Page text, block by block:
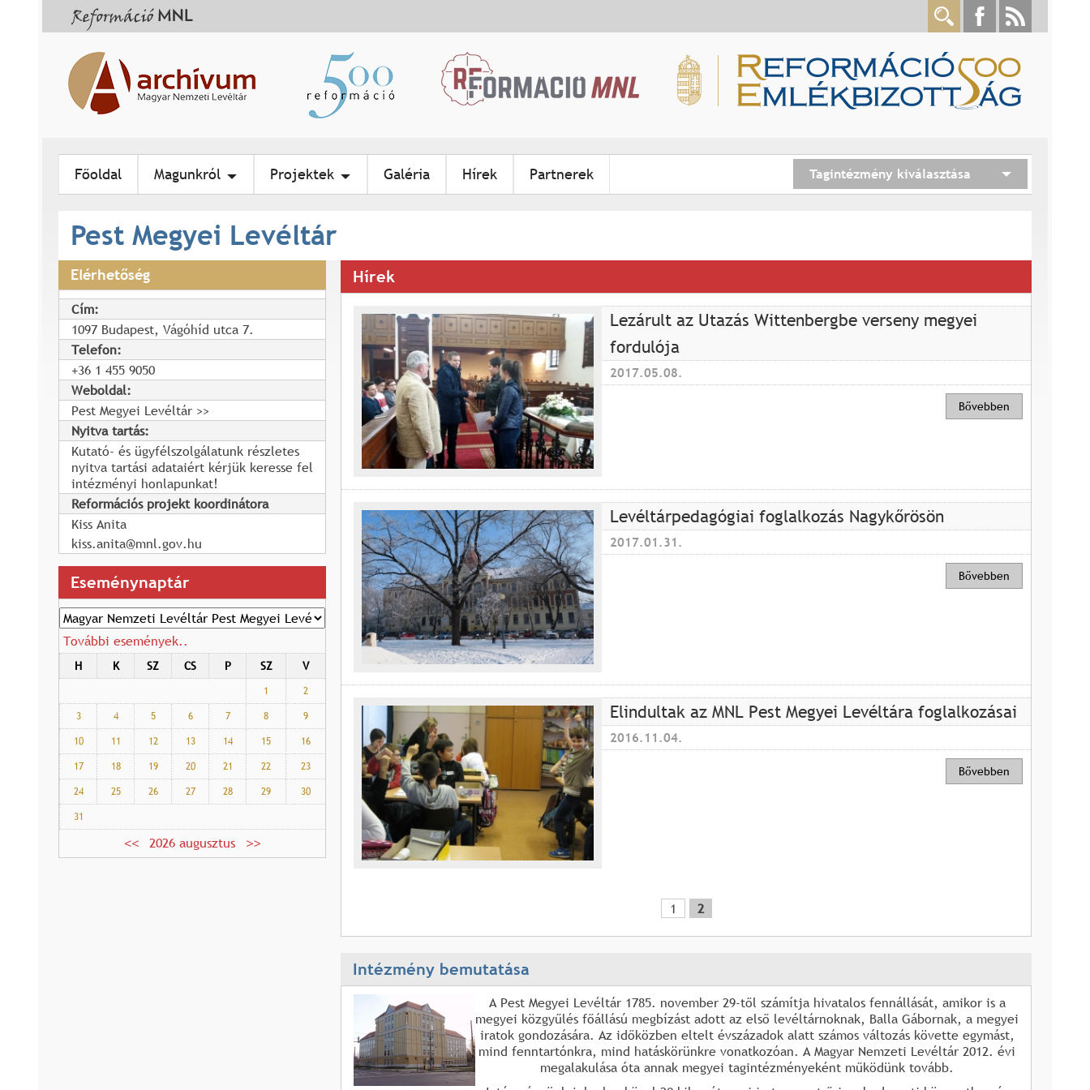
Főoldal Magunkról Projektek Galéria Hírek Partnerek Tagintézmény kiválasztása
Pest Megyei Levéltár
Elérhetőség
Cím:
1097 Budapest, Vágóhíd utca 7.
Telefon:
+36 1 455 9050
Weboldal:
Pest Megyei Levéltár
Nyitva tartás:
Kutató- és ügyfélszolgálatunk részletes
nyitva tartási adataiért kérjük keresse fel
intézményi honlapunkat!
Reformációs projekt koordinátora
Kiss Anita
kiss.anita@mnl.gov.hu
Eseménynaptár
További események..
H K SZ CS P SZ
V
1
2
3
4 5 6 7 8
9
10
11 12 13 14 15
16
17
18 19 20 21 22
23
24
25 26 27 28 29
30
31
2026 augusztus
Hírek
Lezárult az Utazás Wittenbergbe verseny megyei
fordulója
2017.05.08.
Bővebben
Levéltárpedagógiai foglalkozás Nagykőrösön
2017.01.31.
Bővebben
Elindultak az MNL Pest Megyei Levéltára foglalkozásai
2016.11.04.
Bővebben
1 2
Intézmény bemutatása
A Pest Megyei Levéltár 1785. november 29-től számítja hivatalos fennállását, amikor is a
megyei közgyűlés főállású megbízást adott az első levéltárnoknak, Balla Gábornak, a megyei
iratok gondozására. Az időközben eltelt évszázadok alatt számos változás követte egymást,
mind fenntartónkra, mind hatáskörünkre vonatkozóan. A Magyar Nemzeti Levéltár 2012. évi
megalakulása óta annak megyei tagintézményeként működünk tovább.